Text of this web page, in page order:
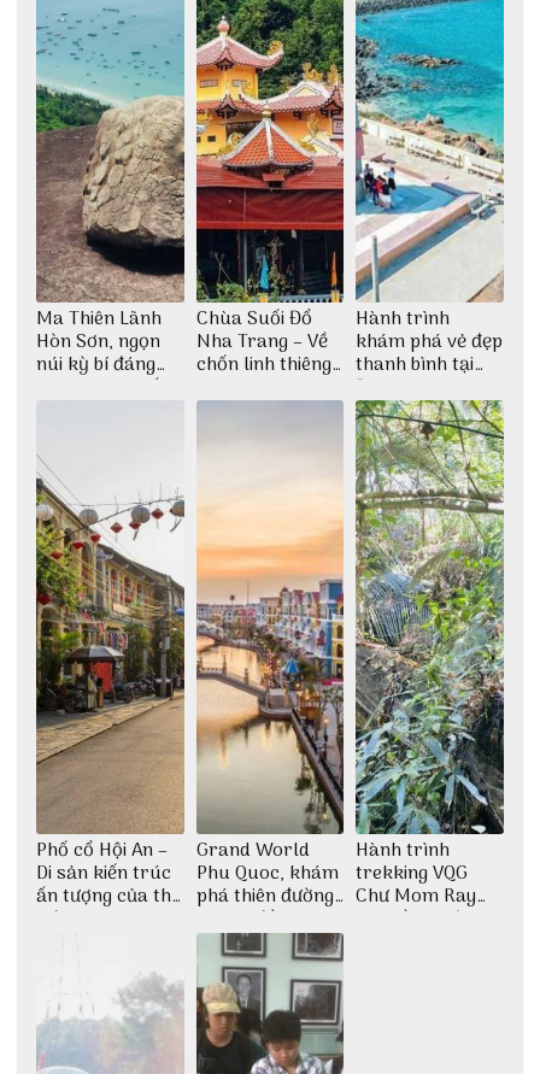
Ma Thiên Lãnh
Hòn Sơn, ngọn
núi kỳ bí đáng
khám phá nhất
Chùa Suối Đổ
Nha Trang – Về
chốn linh thiêng
thiền định
Hành trình
khám phá vẻ đẹp
thanh bình tại
Đảo Phú Quý
Phố cổ Hội An –
Di sản kiến trúc
ấn tượng của thế
giới
Grand World
Phu Quoc, khám
phá thiên đường
giải trí đầy sôi
động
Hành trình
trekking VQG
Chư Mom Ray
tìm về núi rừng